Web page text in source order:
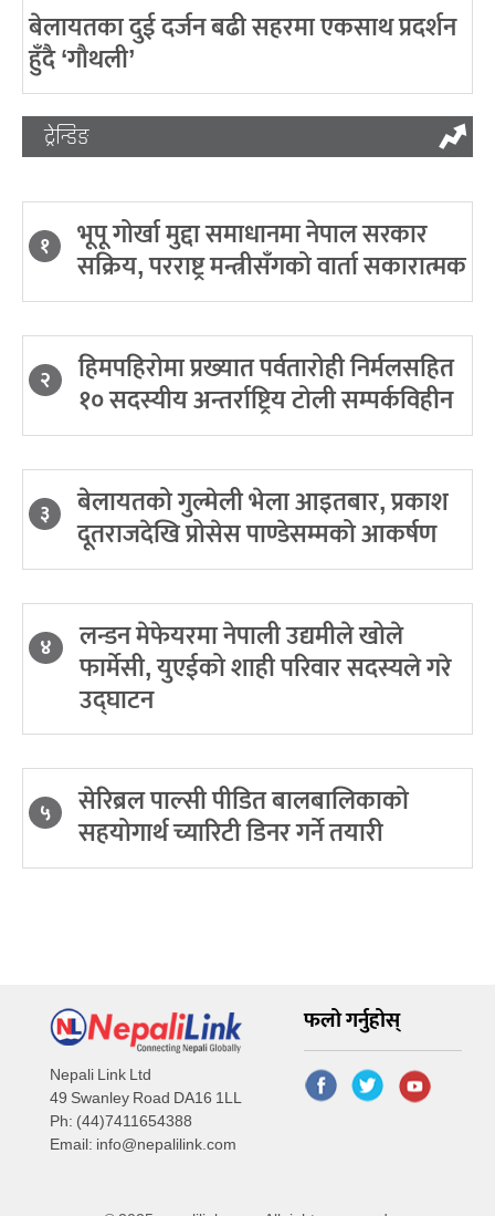
बेलायतका दुई दर्जन बढी सहरमा एकसाथ प्रदर्शन
हुँदै ‘गौथली’
ट्रेन्डिङ
१ भूपू गोर्खा मुद्दा समाधानमा नेपाल सरकार
सक्रिय, परराष्ट्र मन्त्रीसँगको वार्ता सकारात्मक
२ हिमपहिरोमा प्रख्यात पर्वतारोही निर्मलसहित
१० सदस्यीय अन्तर्राष्ट्रिय टोली सम्पर्कविहीन
३ बेलायतको गुल्मेली भेला आइतबार, प्रकाश
दूतराजदेखि प्रोसेस पाण्डेसम्मको आकर्षण
४ लन्डन मेफेयरमा नेपाली उद्यमीले खोले
फार्मेसी, युएईको शाही परिवार सदस्यले गरे
उद्घाटन
५ सेरिब्रल पाल्सी पीडित बालबालिकाको
सहयोगार्थ च्यारिटी डिनर गर्ने तयारी
Nepali Link Ltd
49 Swanley Road DA16 1LL
Ph: (44)7411654388
Email: info@nepalilink.com
फलो गर्नुहोस्